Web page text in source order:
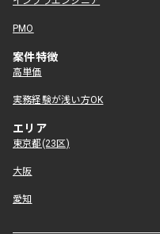
PMO
案件特徴
高単価
実務経験が浅い方OK
エリア
東京都(23区)
大阪
愛知